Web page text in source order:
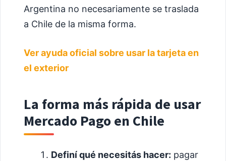
Argentina no necesariamente se traslada
a Chile de la misma forma.
Ver ayuda oficial sobre usar la tarjeta en
el exterior
La forma más rápida de usar
Mercado Pago en Chile
Definí qué necesitás hacer: pagar